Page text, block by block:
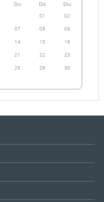
Div Dis
Diu
01
02
07 08 09
14 15
16
21 22
23
28 29
30